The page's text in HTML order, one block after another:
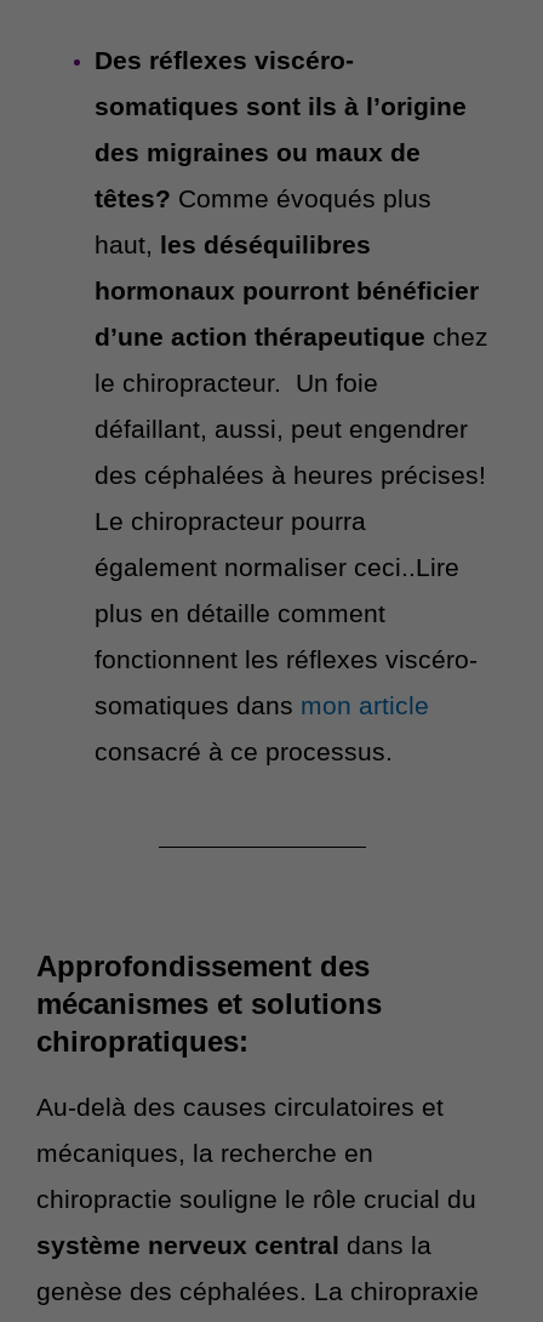
Des réflexes viscéro-
somatiques sont ils à l’origine
des migraines ou maux de
têtes? Comme évoqués plus
haut, les déséquilibres
hormonaux pourront bénéficier
d’une action thérapeutique chez
le chiropracteur. Un foie
défaillant, aussi, peut engendrer
des céphalées à heures précises!
Le chiropracteur pourra
également normaliser ceci..Lire
plus en détaille comment
fonctionnent les réflexes viscéro-
somatiques dans mon article
consacré à ce processus.
Approfondissement des
mécanismes et solutions
chiropratiques:
Au-delà des causes circulatoires et
mécaniques, la recherche en
chiropractie souligne le rôle crucial du
système nerveux central dans la
genèse des céphalées. La chiropraxie